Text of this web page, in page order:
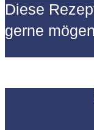
Diese
gerne